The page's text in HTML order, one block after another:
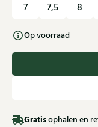
7 7,5 8
Op voorraad
Gratisophalen en